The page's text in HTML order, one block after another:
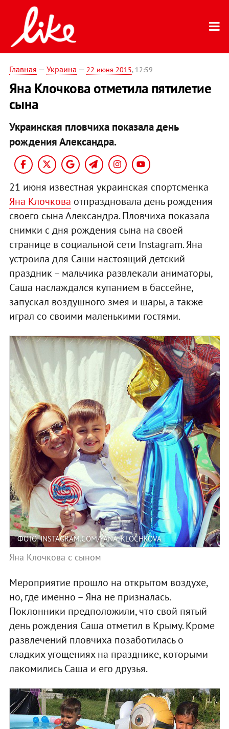
Главная — Украина — 22 июня 2015, 12:59
Яна Клочкова отметила пятилетие
сына
Украинская пловчиха показала день
рождения Александра.
21 июня известная украинская спортсменка
Яна Клочкова отпраздновала день рождения
своего сына Александра. Пловчиха показала
снимки с дня рождения сына на своей
странице в социальной сети Instagram. Яна
устроила для Саши настоящий детский
праздник – мальчика развлекали аниматоры,
Саша наслаждался купанием в бассейне,
запускал воздушного змея и шары, а также
играл со своими маленькими гостями.
ФОТО: INSTAGRAM.COM/YANA_KLOCHKOVA
Яна Клочкова с сыном
Мероприятие прошло на открытом воздухе,
но, где именно – Яна не призналась.
Поклонники предположили, что свой пятый
день рождения Саша отметил в Крыму. Кроме
развлечений пловчиха позаботилась о
сладких угощениях на празднике, которыми
лакомились Саша и его друзья.